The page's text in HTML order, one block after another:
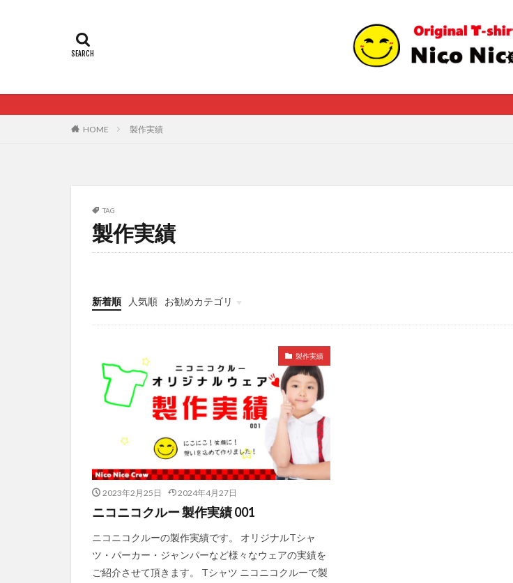
HOME 製作実績
TAG
製作実績
新着順 人気順
お勧めカテゴリ
未分類
製作実績
2023年2月25日 2024年4月27日
ニコニコクルー 製作実績 001
ニコニコクルーの製作実績です。 オリジナルTシャ
ツ・パーカー・ジャンパーなど様々なウェアの実績を
ご紹介させて頂きます。 Tシャツ ニコニコクルーで製